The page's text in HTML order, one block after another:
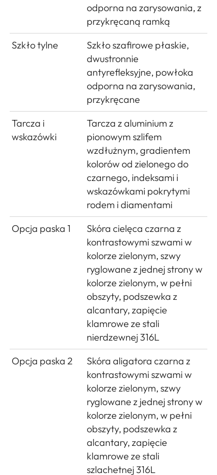
odporna na zarysowania, z
przykręcaną ramką
Szkło tylne
Szkło szafirowe płaskie,
dwustronnie
antyrefleksyjne, powłoka
odporna na zarysowania,
przykręcane
Tarcza i
wskazówki
Tarcza z aluminium z
pionowym szlifem
wzdłużnym, gradientem
kolorów od zielonego do
czarnego, indeksami i
wskazówkami pokrytymi
rodem i diamentami
Opcja paska 1
Skóra cielęca czarna z
kontrastowymi szwami w
kolorze zielonym, szwy
ryglowane z jednej strony w
kolorze zielonym, w pełni
obszyty, podszewka z
alcantary, zapięcie
klamrowe ze stali
nierdzewnej 316L
Opcja paska 2
Skóra aligatora czarna z
kontrastowymi szwami w
kolorze zielonym, szwy
ryglowane z jednej strony w
kolorze zielonym, w pełni
obszyty, podszewka z
alcantary, zapięcie
klamrowe ze stali
szlachetnej 316L